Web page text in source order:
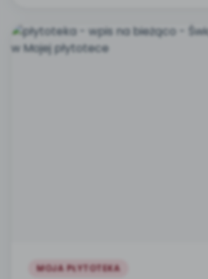
MOJA PŁYTOTEKA